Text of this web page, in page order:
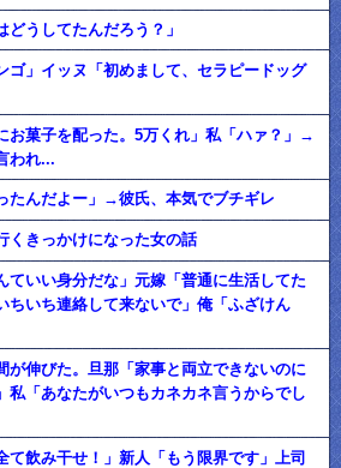
うしてたんだろう？」
ゴ」イッヌ「初めまして、セラピードッグ
お菓子を配った。5万くれ」私「ハァ？」→
われ...
たんだよー」→彼氏、本気でブチギレ
くきっかけになった女の話
ていい身分だな」元嫁「普通に生活してた
ちいち連絡して来ないで」俺「ふざけん
が伸びた。旦那「家事と両立できないのに
私「あなたがいつもカネカネ言うからでし
て飲み干せ！」新人「もう限界です」上司